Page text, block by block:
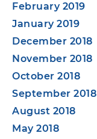
February 2019
January 2019
December 2018
November 2018
October 2018
September 2018
August 2018
May 2018